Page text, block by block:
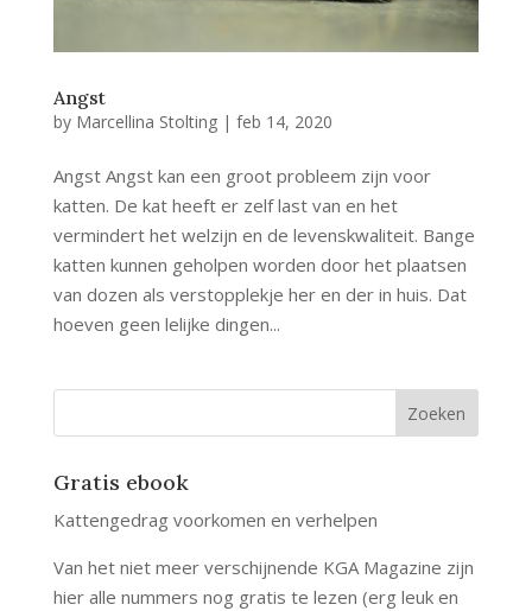
Angst
by Marcellina Stolting| feb 14, 2020
Angst Angst kan een groot probleem zijn voor
katten. De kat heeft er zelf last van en het
vermindert het welzijn en de levenskwaliteit. Bange
katten kunnen geholpen worden door het plaatsen
van dozen als verstopplekje her en der in huis. Dat
hoeven geen lelijke dingen...
Gratis ebook
Kattengedrag voorkomen en verhelpen
Van het niet meer verschijnende KGA Magazine zijn
hier alle nummers nog gratis te lezen (erg leuk en